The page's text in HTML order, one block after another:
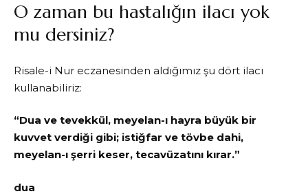
O zaman bu hastalığın ilacı yok
mu dersiniz?
Risale-i Nur eczanesinden aldığımız şu dört ilacı
kullanabiliriz:
“Dua ve tevekkül, meyelan-ı hayra büyük bir
kuvvet verdiği gibi; istiğfar ve tövbe dahi,
meyelan-ı şerri keser, tecavüzatını kırar.”
dua